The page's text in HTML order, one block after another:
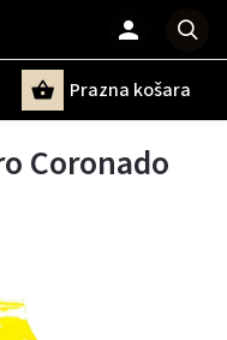
Prazna košara
Coronado